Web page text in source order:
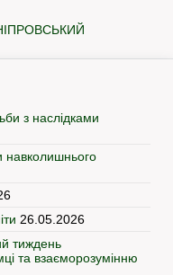
з наслідками
навколишнього
26.05.2026
тиждень
та взаєморозумінню